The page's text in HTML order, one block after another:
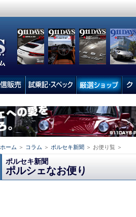
ホーム ＞ コラム ＞ ポルセキ新聞 ＞ お便り覧 ＞
ポルセキ新聞
ポルシェなお便り